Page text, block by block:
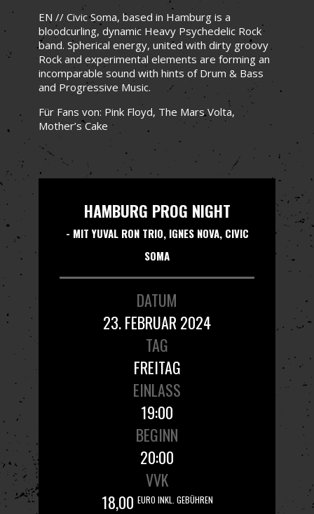
EN // Civic Soma, based in Hamburg is a
bloodcurling, dynamic Heavy Psychedelic Rock
band. Spherical energy, united with dirty groovy
Rock and experimental elements are forming an
incomparable sound with hints of Drum & Bass
and Progressive Music.
Für Fans von: Pink Floyd, The Mars Volta,
Mother’s Cake
HAMBURG PROG NIGHT
- MIT YUVAL RON TRIO, IGNES NOVA, CIVIC
SOMA
DATUM
23. FEBRUAR 2024
TAG
FREITAG
EINLASS
19:00
BEGINN
20:00
VVK
18,00 EURO INKL. GEBÜHREN